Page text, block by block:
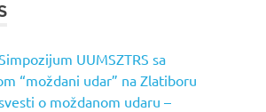
UUMSZTRS sa
“moždani udar” na Zlatiboru
o moždanom udaru –